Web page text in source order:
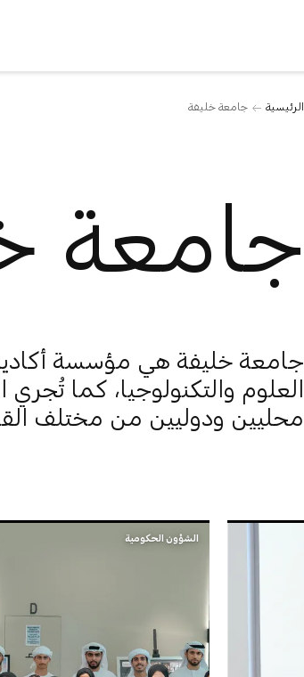
الرئيسية جامعة خليفة
جامعة
جامعة خليفة هي مؤسسة
العلوم والتكنولوجيا، كما
محليين ودوليين من مختلف
الشؤون الحكومية